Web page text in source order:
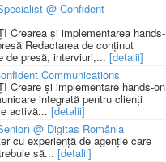
@ Confident
Crearea și implementarea hands-
Redactarea de conținut
de presă, interviuri,... [detalii]
Communications
Creare și implementare hands-on
integrată pentru clienți
activă... [detalii]
@ Digitas România
cu experiență de agenție care
să... [detalii]